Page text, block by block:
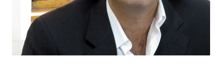
Digesto
Organigrama